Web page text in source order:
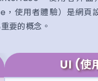
，使用者體驗）是網頁
要的概念。
UI (使